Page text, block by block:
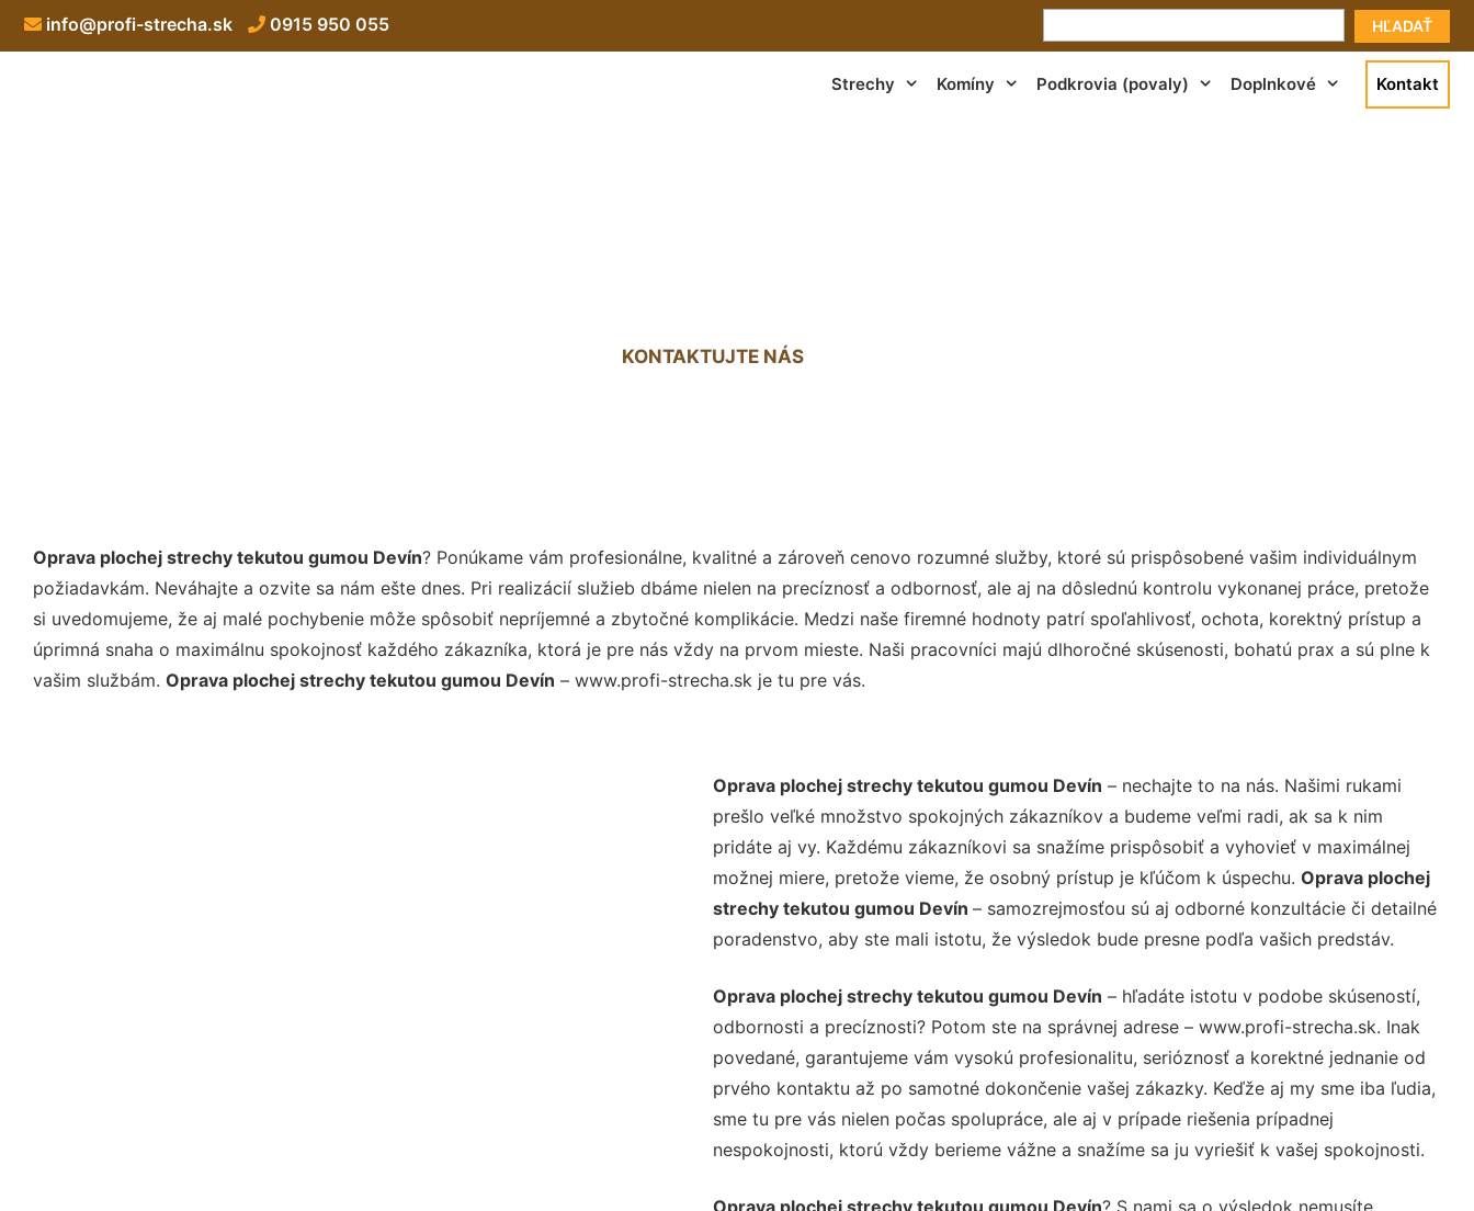
HĽADAŤ
info@profi-strecha.sk 0915 950 055
Strechy Komíny Podkrovia (povaly) Doplnkové Kontakt
KONTAKTUJTE NÁS
Oprava plochej strechy tekutou gumou Devín? Ponúkame vám profesionálne, kvalitné a zároveň cenovo rozumné služby, ktoré sú prispôsobené vašim individuálnym
požiadavkám. Neváhajte a ozvite sa nám ešte dnes. Pri realizácií služieb dbáme nielen na precíznosť a odbornosť, ale aj na dôslednú kontrolu vykonanej práce, pretože
si uvedomujeme, že aj malé pochybenie môže spôsobiť nepríjemné a zbytočné komplikácie. Medzi naše firemné hodnoty patrí spoľahlivosť, ochota, korektný prístup a
úprimná snaha o maximálnu spokojnosť každého zákazníka, ktorá je pre nás vždy na prvom mieste. Naši pracovníci majú dlhoročné skúsenosti, bohatú prax a sú plne k
vašim službám. Oprava plochej strechy tekutou gumou Devín – www.profi-strecha.sk je tu pre vás.
Oprava plochej strechy tekutou gumou Devín – nechajte to na nás. Našimi rukami
prešlo veľké množstvo spokojných zákazníkov a budeme veľmi radi, ak sa k nim
pridáte aj vy. Každému zákazníkovi sa snažíme prispôsobiť a vyhovieť v maximálnej
možnej miere, pretože vieme, že osobný prístup je kľúčom k úspechu. Oprava plochej
strechy tekutou gumou Devín – samozrejmosťou sú aj odborné konzultácie či detailné
poradenstvo, aby ste mali istotu, že výsledok bude presne podľa vašich predstáv.
Oprava plochej strechy tekutou gumou Devín – hľadáte istotu v podobe skúseností,
odbornosti a precíznosti? Potom ste na správnej adrese – www.profi-strecha.sk. Inak
povedané, garantujeme vám vysokú profesionalitu, serióznosť a korektné jednanie od
prvého kontaktu až po samotné dokončenie vašej zákazky. Keďže aj my sme iba ľudia,
sme tu pre vás nielen počas spolupráce, ale aj v prípade riešenia prípadnej
nespokojnosti, ktorú vždy berieme vážne a snažíme sa ju vyriešiť k vašej spokojnosti.
Oprava plochej strechy tekutou gumou Devín? S nami sa o výsledok nemusíte